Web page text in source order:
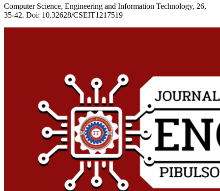
Computer Science, Engineering and Information Technology, 26,
35-42. Doi: 10.32628/CSEIT1217519